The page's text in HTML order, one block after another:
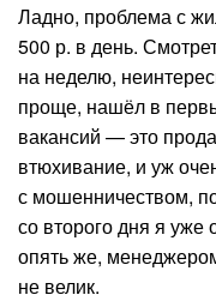
Ладно, проблема с
500 р. в день.
на неделю,
проще, нашёл в
вакансий — это
втюхивание, и уж
с мошенничеством,
со второго дня я
опять же,
не велик.